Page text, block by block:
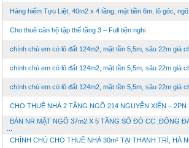
Hàng hiếm Tựu Liệt, 40m2 x 4 tầng, mặt tiền 6m, lô góc, ngõ
Cho thuê căn hộ tập thể tầng 3 – Full tiện nghi
chính chủ em có lô đất 124m2, mặt tền 5,5m, sâu 22m giá
chính chủ em có lô đất 124m2, mặt tền 5,5m, sâu 22m giá
chính chủ em có lô đất 124m2, mặt tền 5,5m, sâu 22m giá
CHO THUÊ NHÀ 2 TẦNG NGÕ 214 NGUYỄN XIỂN – 2PN
BÁN NR MẶT NGÕ 37m2 X 5 TẦNG SỔ ĐỎ CC ,ĐỐNG
CHÍNH CHỦ CHO THUÊ NHÀ 30m² TẠI THANH TRÌ, HÀ